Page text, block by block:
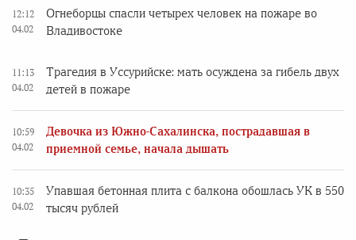
12:12
04.02
Огнеборцы спасли четырех человек на пожаре во
Владивостоке
11:13
04.02
Трагедия в Уссурийске: мать осуждена за гибель двух
детей в пожаре
10:59
04.02
Девочка из Южно-Сахалинска, пострадавшая в
приемной семье, начала дышать
10:35
04.02
Упавшая бетонная плита с балкона обошлась УК в 550
тысяч рублей